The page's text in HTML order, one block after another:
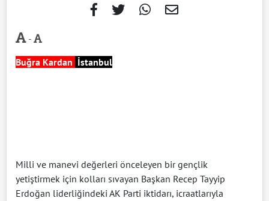
-
Buğra Kardan İstanbul
Milli ve manevi değerleri önceleyen bir gençlik
yetiştirmek için kolları sıvayan Başkan Recep Tayyip
Erdoğan liderliğindeki AK Parti iktidarı, icraatlarıyla